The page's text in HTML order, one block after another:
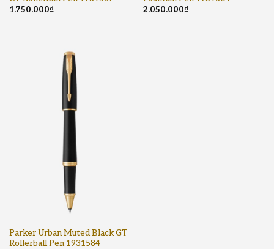
1.750.000₫
2.050.000₫
Parker Urban Muted Black GT
Rollerball Pen 1931584